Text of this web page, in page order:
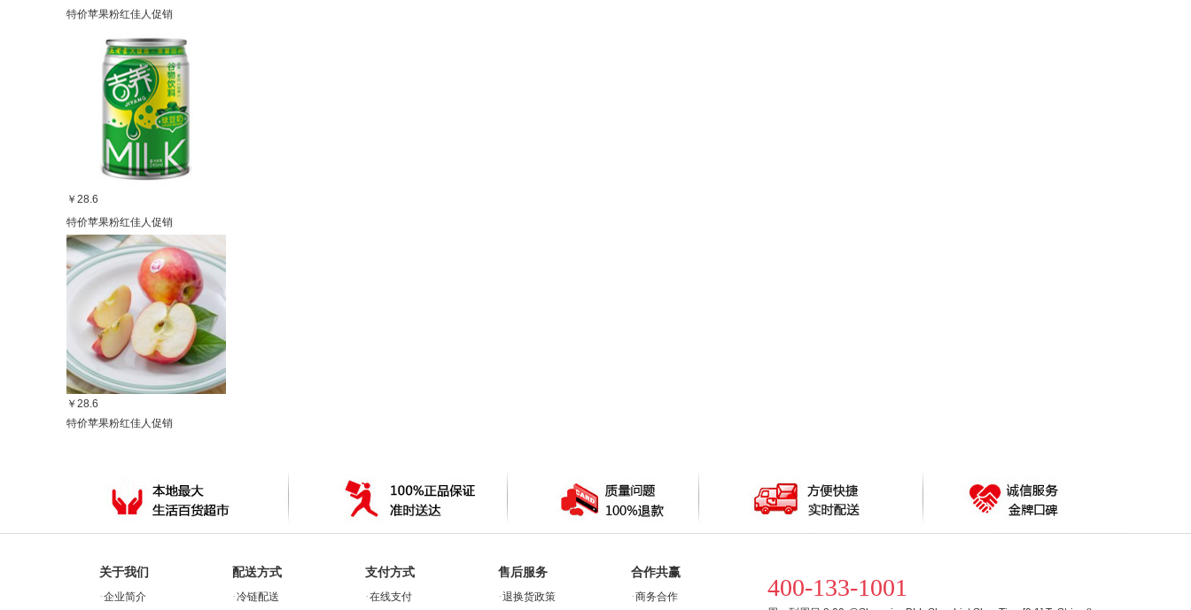
特价苹果粉红佳人促销
￥28.6
特价苹果粉红佳人促销
￥28.6
特价苹果粉红佳人促销
关于我们
·企业简介
配送方式
·冷链配送
支付方式
·在线支付
售后服务
·退换货政策
合作共赢
·商务合作 400-133-1001